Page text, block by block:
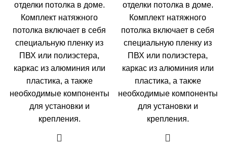
отделки потолка в доме.
Комплект натяжного
потолка включает в себя
специальную пленку из
ПВХ или полиэстера,
каркас из алюминия или
пластика, а также
необходимые компоненты
для установки и
крепления.
отделки потолка в доме.
Комплект натяжного
потолка включает в себя
специальную пленку из
ПВХ или полиэстера,
каркас из алюминия или
пластика, а также
необходимые компоненты
для установки и
крепления.